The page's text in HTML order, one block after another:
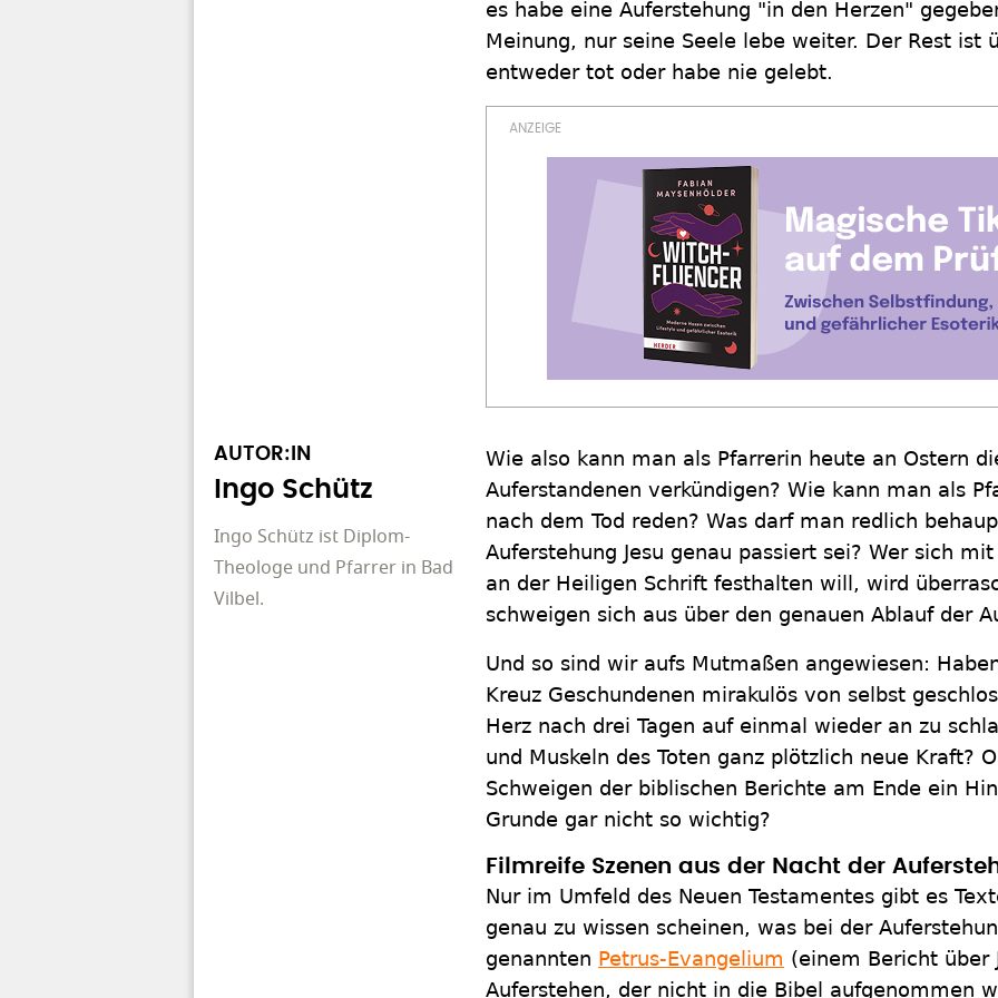
es habe eine Auferstehung "in den Herzen"
Meinung, nur seine Seele lebe weiter. Der Rest ist
entweder tot oder habe nie gelebt.
AUTOR:IN
Ingo Schütz
Ingo Schütz ist Diplom-
Theologe und Pfarrer in Bad
Vilbel.
Wie also kann man als Pfarrerin heute an Ostern
Auferstandenen verkündigen? Wie kann man als
nach dem Tod reden? Was darf man redlich
Auferstehung Jesu genau passiert sei? Wer sich
an der Heiligen Schrift festhalten will, wird
schweigen sich aus über den genauen Ablauf der
Und so sind wir aufs Mutmaßen angewiesen:
Kreuz Geschundenen mirakulös von selbst
Herz nach drei Tagen auf einmal wieder an zu
und Muskeln des Toten ganz plötzlich neue Kraft?
Schweigen der biblischen Berichte am Ende ein
Grunde gar nicht so wichtig?
Filmreife Szenen aus der Nacht der
Nur im Umfeld des Neuen Testamentes gibt es
genau zu wissen scheinen, was bei der
genannten Petrus-Evangelium (einem Bericht über
Auferstehen, der nicht in die Bibel aufgenommen